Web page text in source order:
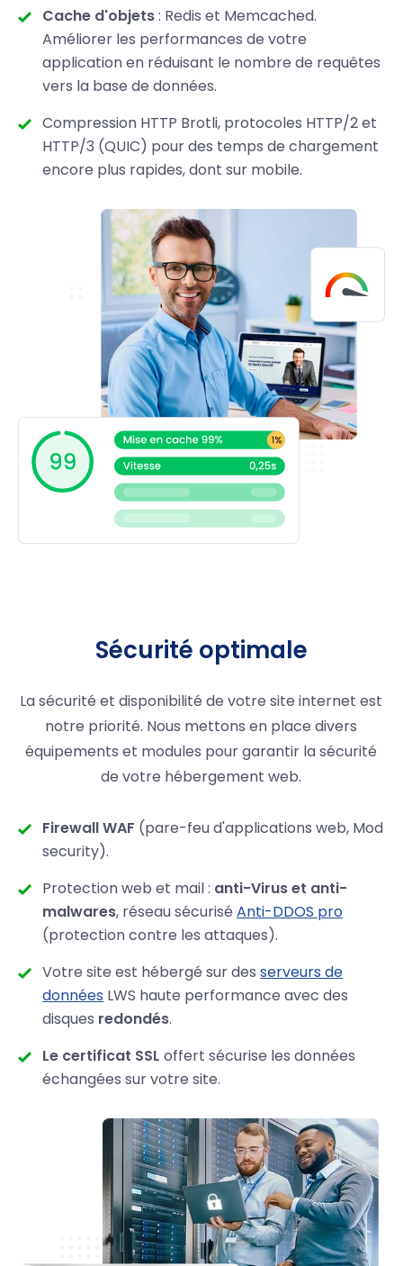
Cache d'objets: Redis et Memcached.
Améliorer les performances de votre
application en réduisant le nombre de requêtes
vers la base de données.
Compression HTTP Brotli, protocoles HTTP/2 et
HTTP/3 (QUIC) pour des temps de chargement
encore plus rapides, dont sur mobile.
Sécurité optimale
La sécurité et disponibilité de votre site internet est
notre priorité. Nous mettons en place divers
équipements et modules pour garantir la sécurité
de votre hébergement web.
Firewall WAF (pare-feu d'applications web, Mod
security).
Protection web et mail : anti-Virus et anti-
malwares, réseau sécuriséAnti-DDOS pro
(protection contre les attaques).
Votre site est hébergé sur desserveurs de
données LWS haute performance avec des
disques redondés.
Le certificat SSL offert sécurise les données
échangées sur votre site.